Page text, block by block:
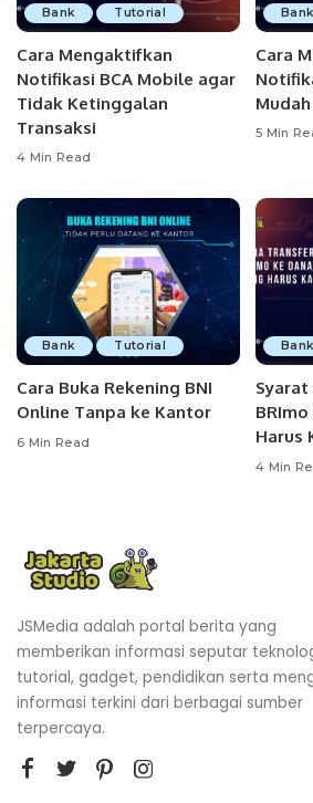
Bank Tutorial
Cara Mengaktifkan
Notifikasi BCA Mobile agar
Tidak Ketinggalan
Transaksi
4 Min Read
Bank
Cara
5 Min
Bank Tutorial
Cara Buka Rekening BNI
Online Tanpa ke Kantor
6 Min Read
Bank
Harus
4 Min
JSMedia adalah portal berita yang
memberikan informasi seputar
tutorial, gadget, pendidikan serta
informasi terkini dari berbagai sumber
terpercaya.